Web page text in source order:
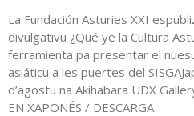
La Fundación Asturies XXI
divulgativu ¿Qué ye la Cultura
ferramienta pa presentar el
asiáticu a les puertes del
d’agostu na Akihabara UDX
EN XAPONÉS / DESCARGA